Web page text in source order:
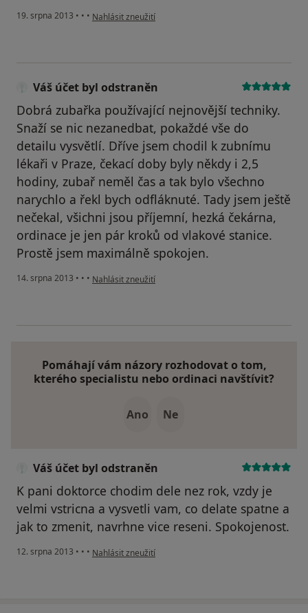
19. srpna 2013 • • • podle názoru uživatele Váš účet byl odstraněn
Nahlásit zneužití
Váš účet byl odstraněn
Dobrá zubařka používající nejnovější techniky.
Snaží se nic nezanedbat, pokaždé vše do
detailu vysvětlí. Dříve jsem chodil k zubnímu
lékaři v Praze, čekací doby byly někdy i 2,5
hodiny, zubař neměl čas a tak bylo všechno
narychlo a řekl bych odfláknuté. Tady jsem ještě
nečekal, všichni jsou příjemní, hezká čekárna,
ordinace je jen pár kroků od vlakové stanice.
Prostě jsem maximálně spokojen.
14. srpna 2013 • • • podle názoru uživatele Váš účet byl odstraněn
Nahlásit zneužití
Pomáhají vám názory rozhodovat o tom,
kterého specialistu nebo ordinaci navštívit?
Ano Ne
Váš účet byl odstraněn
K pani doktorce chodim dele nez rok, vzdy je
velmi vstricna a vysvetli vam, co delate spatne a
jak to zmenit, navrhne vice reseni. Spokojenost.
12. srpna 2013 • • • podle názoru uživatele Váš účet byl odstraněn
Nahlásit zneužití